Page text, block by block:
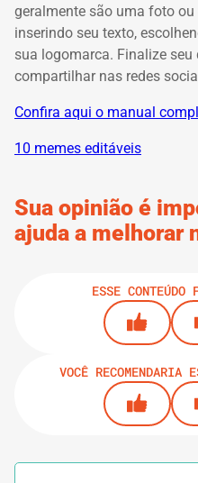
geralmente são uma foto ou
inserindo seu texto,
sua logomarca. Finalize seu
compartilhar nas redes
Confira aqui o manual
10 memes editáveis
Sua opinião é
ajuda a melhorar
ESSE
VOCÊ RECOMENDARIA